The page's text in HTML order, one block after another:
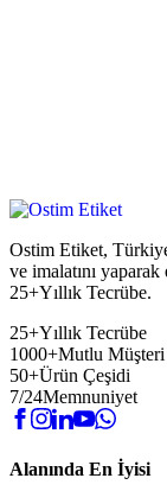
Ostim Etiket,
ve imalatını yaparak
25+Yıllık Tecrübe.
25+Yıllık Tecrübe
1000+Mutlu Müşteri
50+Ürün Çeşidi
7/24Memnuniyet
Alanında En İyisi